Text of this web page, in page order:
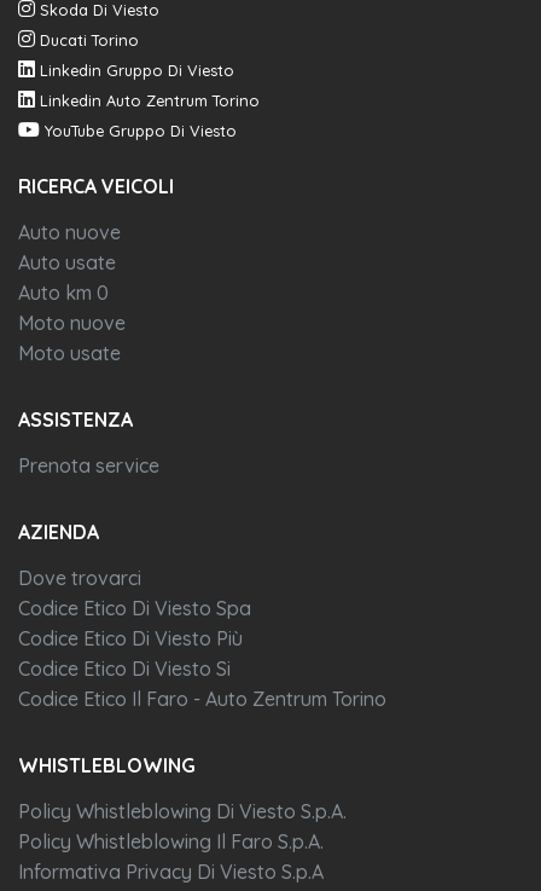
Skoda Di Viesto
Ducati Torino
Linkedin Gruppo Di Viesto
Linkedin Auto Zentrum Torino
YouTube Gruppo Di Viesto
RICERCA VEICOLI
Auto nuove
Auto usate
Auto km 0
Moto nuove
Moto usate
ASSISTENZA
Prenota service
AZIENDA
Dove trovarci
Codice Etico Di Viesto Spa
Codice Etico Di Viesto Più
Codice Etico Di Viesto Si
Codice Etico Il Faro - Auto Zentrum Torino
WHISTLEBLOWING
Policy Whistleblowing Di Viesto S.p.A.
Policy Whistleblowing Il Faro S.p.A.
Informativa Privacy Di Viesto S.p.A